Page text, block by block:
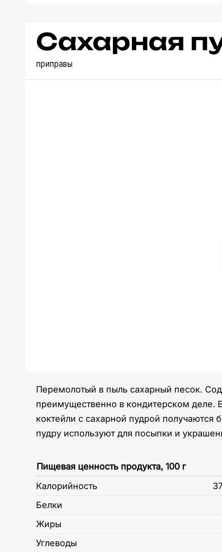
Сахарная
приправы
Перемолотый в пыль сахарный песок.
преимущественно в кондитерском деле.
коктейли с сахарной пудрой
пудру используют для посыпки и
Пищевая ценность продукта, 100 г
Калорийность
Белки
Жиры
Углеводы